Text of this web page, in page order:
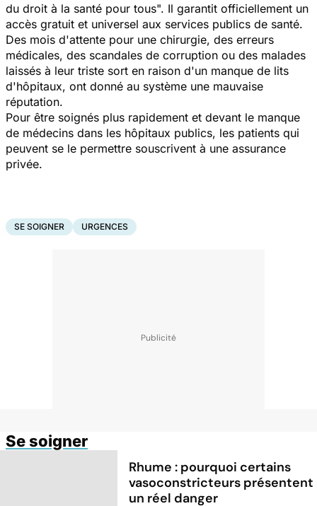
du droit à la santé pour tous". Il garantit officiellement un
accès gratuit et universel aux services publics de santé.
Des mois d'attente pour une chirurgie, des erreurs
médicales, des scandales de corruption ou des malades
laissés à leur triste sort en raison d'un manque de lits
d'hôpitaux, ont donné au système une mauvaise
réputation.
Pour être soignés plus rapidement et devant le manque
de médecins dans les hôpitaux publics, les patients qui
peuvent se le permettre souscrivent à une assurance
privée.
SE SOIGNER URGENCES
Se soigner
Rhume : pourquoi certains
vasoconstricteurs présentent
un réel danger